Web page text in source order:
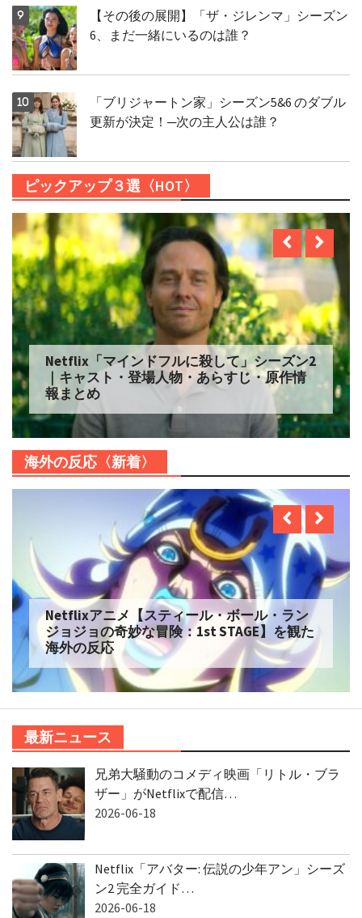
【その後の展開】「ザ・ジレンマ」シーズン
6、まだ一緒にいるのは誰？
「ブリジャートン家」シーズン5&6 のダブル
更新が決定！─次の主人公は誰？
ピックアップ３選〈HOT〉
Netflix「マインドフルに殺して」シーズン2
｜キャスト・登場人物・あらすじ・原作情
報まとめ
海外の反応〈新着〉
Netflixアニメ【スティール・ボール・ラン
ジョジョの奇妙な冒険：1st STAGE】を観た
海外の反応
最新ニュース
兄弟大騒動のコメディ映画「リトル・ブラ
ザー」がNetflixで配信…
Netflix「アバター: 伝説の少年アン」シーズ
ン2 完全ガイド…